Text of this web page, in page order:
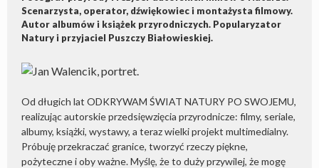
Scenarzysta, operator, dźwiękowiec i montażysta filmowy.
Autor albumów i książek przyrodniczych. Popularyzator
Natury i przyjaciel Puszczy Białowieskiej.
Od długich lat ODKRYWAM ŚWIAT NATURY PO SWOJEMU,
realizując autorskie przedsięwzięcia przyrodnicze: filmy, seriale,
albumy, książki, wystawy, a teraz wielki projekt multimedialny.
Próbuję przekraczać granice, tworzyć rzeczy piękne,
pożyteczne i oby ważne. Myślę, że to duży przywilej, że mogę